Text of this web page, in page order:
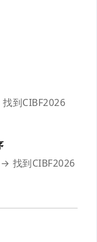
到CIBF2026
→ 找到CIBF2026